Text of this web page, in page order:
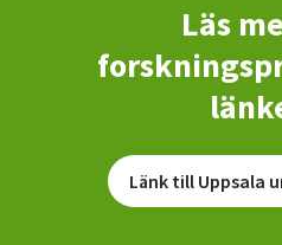
Läs
Länk till Uppsala